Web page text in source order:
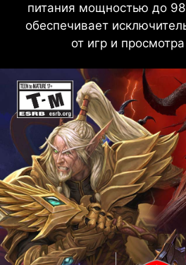
питания мощностью до
обеспечивает
от игр и